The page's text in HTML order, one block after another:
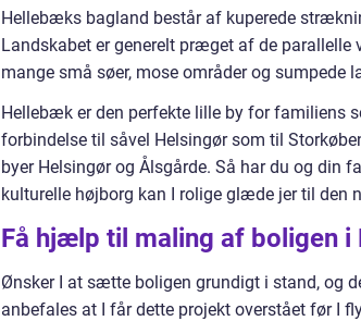
Hellebæks bagland består af kuperede
Landskabet er generelt præget af de
mange små søer, mose områder og sumpede
Hellebæk er den perfekte lille by for familiens
forbindelse til såvel Helsingør som til
byer Helsingør og Ålsgårde. Så har du og din
kulturelle højborg kan I rolige glæde jer til den
Få hjælp til maling af boligen
Ønsker I at sætte boligen grundigt i stand, og
anbefales at I får dette projekt overstået før I